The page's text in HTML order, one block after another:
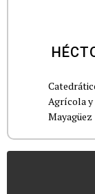
Agrícola y
Mayagüez